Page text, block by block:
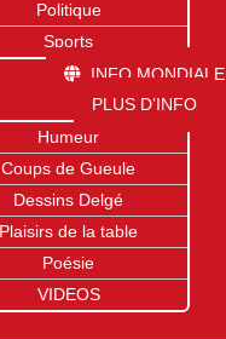
Politique
Sports
INFO MONDIALE
PLUS D’INFO
Humeur
Coups de Gueule
Dessins Delgé
Plaisirs de la table
Poésie
VIDEOS